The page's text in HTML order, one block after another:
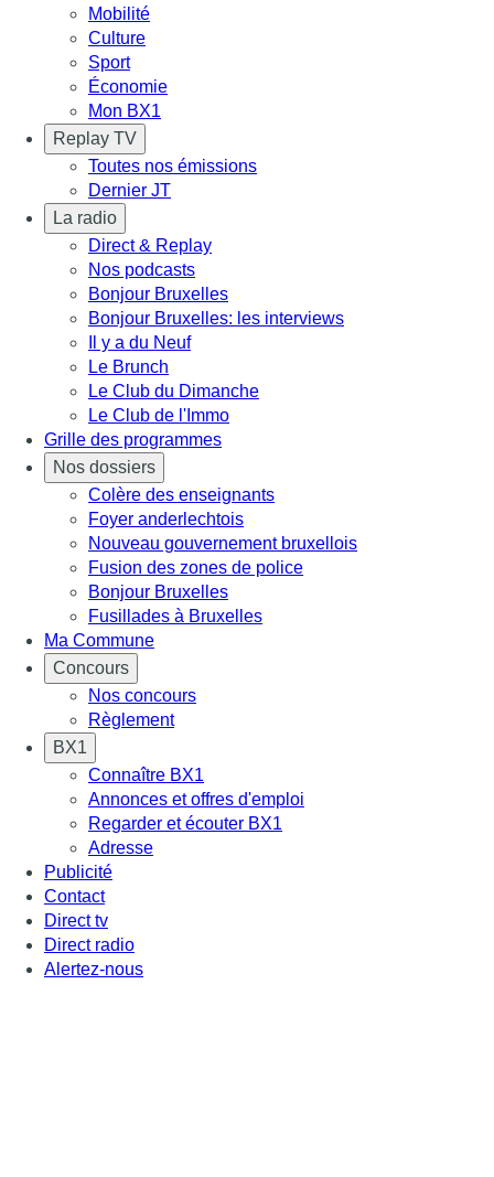
Mobilité
Culture
Sport
Économie
Mon BX1
Replay TV
Toutes nos émissions
Dernier JT
La radio
Direct & Replay
Nos podcasts
Bonjour Bruxelles
Bonjour Bruxelles: les interviews
Il y a du Neuf
Le Brunch
Le Club du Dimanche
Le Club de l'Immo
Grille des programmes
Nos dossiers
Colère des enseignants
Foyer anderlechtois
Nouveau gouvernement bruxellois
Fusion des zones de police
Bonjour Bruxelles
Fusillades à Bruxelles
Ma Commune
Concours
Nos concours
Règlement
BX1
Connaître BX1
Annonces et offres d'emploi
Regarder et écouter BX1
Adresse
Publicité
Contact
Direct tv
Direct radio
Alertez-nous